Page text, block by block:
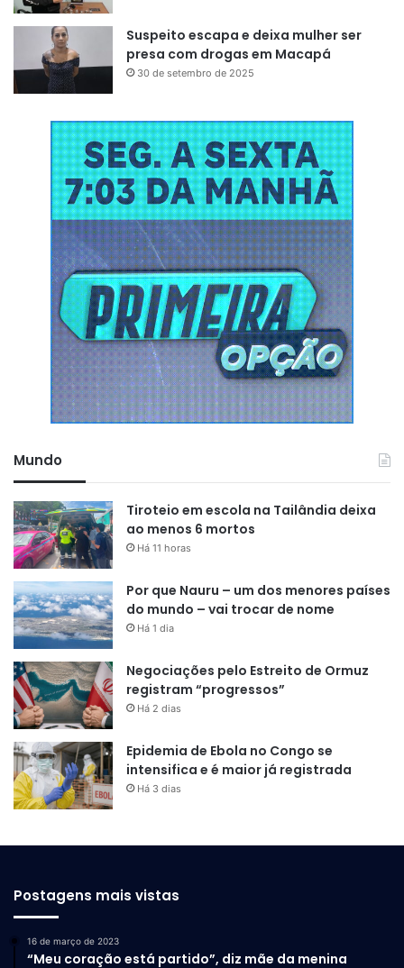
Suspeito escapa e deixa mulher ser
presa com drogas em Macapá
30 de setembro de 2025
Mundo
Tiroteio em escola na Tailândia deixa
ao menos 6 mortos
Há 11 horas
Por que Nauru – um dos menores países
do mundo – vai trocar de nome
Há 1 dia
Negociações pelo Estreito de Ormuz
registram “progressos”
Há 2 dias
Epidemia de Ebola no Congo se
intensifica e é maior já registrada
Há 3 dias
Postagens mais vistas
16 de março de 2023
“Meu coração está partido”, diz mãe da menina